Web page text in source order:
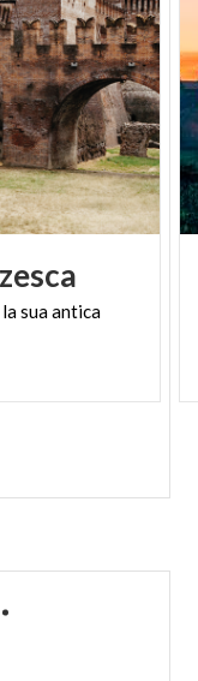
lasuaantica